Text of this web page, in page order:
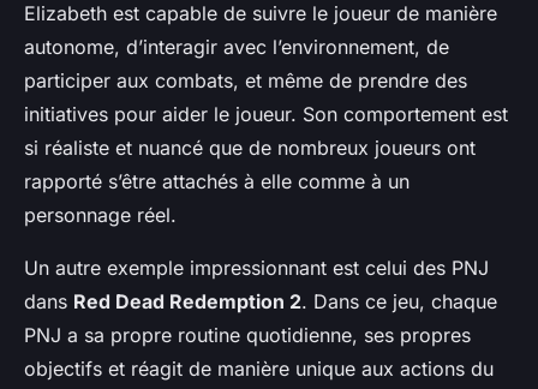
Elizabeth est capable de suivre le joueur de manière
autonome, d’interagir avec l’environnement, de
participer aux combats, et même de prendre des
initiatives pour aider le joueur. Son comportement est
si réaliste et nuancé que de nombreux joueurs ont
rapporté s’être attachés à elle comme à un
personnage réel.
Un autre exemple impressionnant est celui des PNJ
dans Red Dead Redemption 2. Dans ce jeu, chaque
PNJ a sa propre routine quotidienne, ses propres
objectifs et réagit de manière unique aux actions du